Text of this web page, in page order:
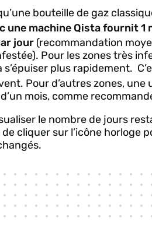
bouteille de gaz
une machine Qista fournit 1
jour (recommandation
Pour les zones très
s’épuiser plus rapidement.
Pour d’autres zones, une
mois, comme
le nombre de jours
cliquer sur l’icône horloge